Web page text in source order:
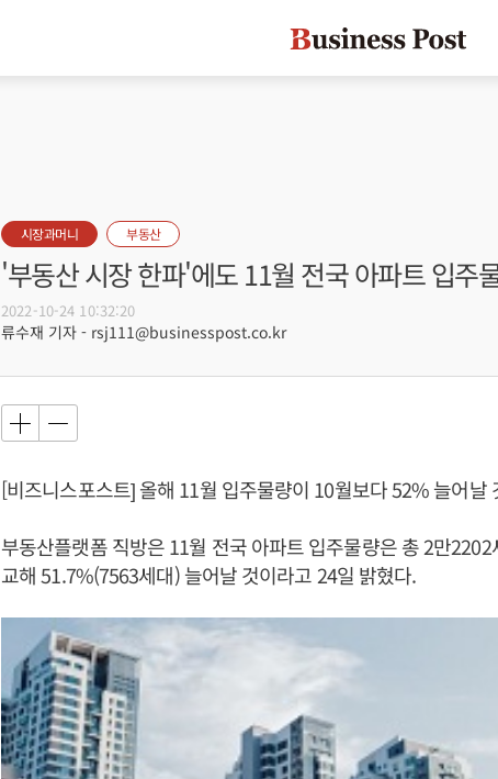
시장과머니 부동산
'부동산 시장 한파'에도 11월 전국 아파트 입주
2022-10-24 10:32:20
류수재 기자 - rsj111@businesspost.co.kr
[비즈니스포스트] 올해 11월 입주물량이 10월보다 52% 늘어날
부동산플랫폼 직방은 11월 전국 아파트 입주물량은 총 2만
교해 51.7%(7563세대) 늘어날 것이라고 24일 밝혔다.